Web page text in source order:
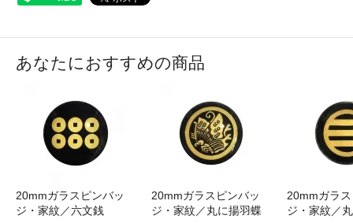
あなたにおすすめの商品
20mmガラスピンバッ
ジ・家紋／六文銭
20mmガラスピンバッ
ジ・家紋／丸に揚羽蝶
20mmガラ
ジ・家紋／